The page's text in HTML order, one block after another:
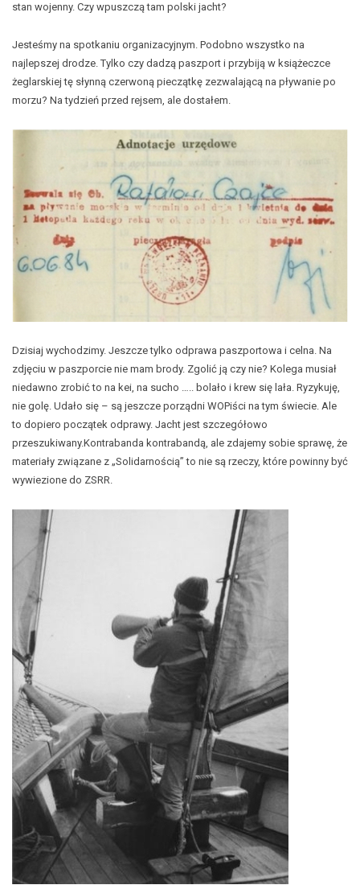
stan wojenny. Czy wpuszczą tam polski jacht?
Jesteśmy na spotkaniu organizacyjnym. Podobno wszystko na
najlepszej drodze. Tylko czy dadzą paszport i przybiją w książeczce
żeglarskiej tę słynną czerwoną pieczątkę zezwalającą na pływanie po
morzu? Na tydzień przed rejsem, ale dostałem.
Dzisiaj wychodzimy. Jeszcze tylko odprawa paszportowa i celna. Na
zdjęciu w paszporcie nie mam brody. Zgolić ją czy nie? Kolega musiał
niedawno zrobić to na kei, na sucho ….. bolało i krew się lała. Ryzykuję,
nie golę. Udało się – są jeszcze porządni WOPiści na tym świecie. Ale
to dopiero początek odprawy. Jacht jest szczegółowo
przeszukiwany.Kontrabanda kontrabandą, ale zdajemy sobie sprawę, że
materiały związane z „Solidarnością” to nie są rzeczy, które powinny być
wywiezione do ZSRR.